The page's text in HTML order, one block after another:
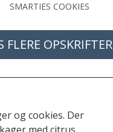
SMARTIES COOKIES
FLERE OPSKRIFTER
og cookies. Der